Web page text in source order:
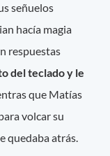
señuelos
hacía magia
respuestas
del teclado y le
que Matías
volcar su
quedaba atrás.